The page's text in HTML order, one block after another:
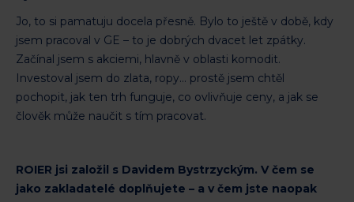
Jo, to si pamatuju docela přesně. Bylo to ještě v době, kdy
jsem pracoval v GE – to je dobrých dvacet let zpátky.
Začínal jsem s akciemi, hlavně v oblasti komodit.
Investoval jsem do zlata, ropy… prostě jsem chtěl
pochopit, jak ten trh funguje, co ovlivňuje ceny, a jak se
člověk může naučit s tím pracovat.
ROIER jsi založil s Davidem Bystrzyckým. V čem se
jako zakladatelé doplňujete – a v čem jste naopak